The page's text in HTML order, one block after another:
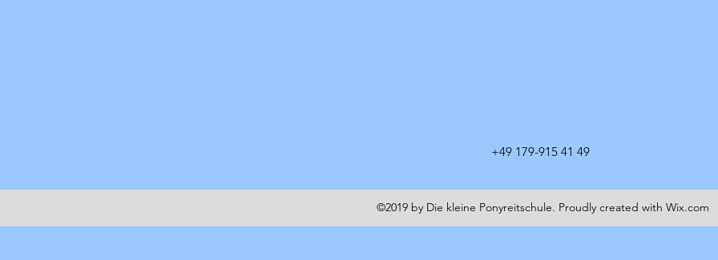
+49 179-915 41 49
©2019 by Die kleine Ponyreitschule. Proudly created with Wix.com